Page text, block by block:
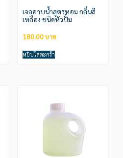
เจลอาบน้ำสูตรหอม กลิ่นสี
เหลือง ชนิดหัวปั้ม
180.00
หยิบใส่ตะกร้า